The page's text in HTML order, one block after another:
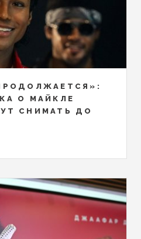
О МАЙКЛЕ
СНИМАТЬ ДО